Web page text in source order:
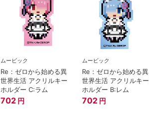
ムービック
Re：ゼロから始める異
世界生活 アクリルキー
ホルダー C:ラム
702 円
ムービック
Re：ゼロから始める異
世界生活 アクリルキー
ホルダー B:レム
702 円